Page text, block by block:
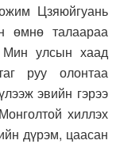
Цзяюйгуань
өмнө талаараа
улсын хаад
руу олонтаа
эвийн гэрээ
хиллэх
дүрэм, цаасан